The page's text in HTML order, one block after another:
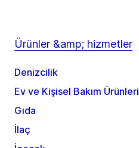
Ürünler &amp; hizmetler
Denizcilik
Ev ve Kişisel Bakım Ürünleri
Gıda
İlaç